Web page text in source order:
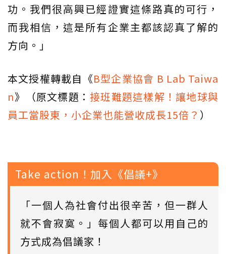
功。我們很高興已經證實這條路真的可行，
而我相信，這是所有企業主都該認真了解的
方向。」
本文授權轉載自《B型企業協會 B Lab Taiwa
n》（原文標題： 接班難題這樣解！讓地球與
員工當股東，小企業也能營收成長15倍？ ）
Take action！加入《倡議+》
「一個人為社會付出很辛苦，但一群人
就不會寂寞。」每個人都可以用自己的
方式成為倡議家！